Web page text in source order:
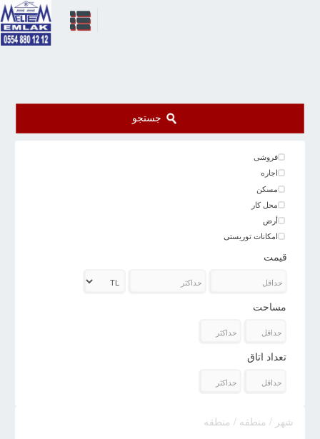
جستجو
فروشی
اجاره
مسکن
محل کار
أرض
امکانات توریستی
قیمت
مساحت
تعداد اتاق
شهر / منطقه / منطقه